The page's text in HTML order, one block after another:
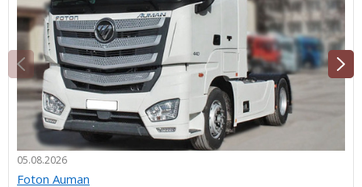
05.08.2026
Foton Auman